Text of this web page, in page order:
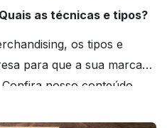
as técnicas e tipos?
os tipos e
para que a sua marca
nosso conteúdo